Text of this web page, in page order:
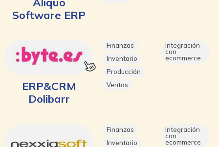
Software ERP
ERP&CRM
Dolibarr
Finanzas
Inventario
Producción
Ventas
Integración
con
ecommerce
Finanzas
Inventario
Integración
con
ecommerce